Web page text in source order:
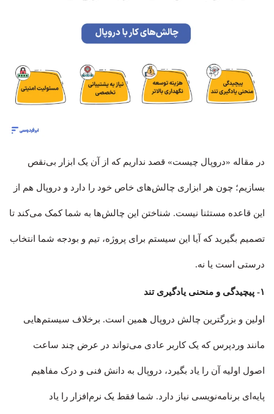
در مقاله «دروپال چیست» قصد نداریم که از آن یک ابزار بی‌نقص
بسازیم؛ چون هر ابزاری چالش‌های خاص خود را دارد و دروپال هم از
این قاعده مستثنا نیست. شناختن این چالش‌ها به شما کمک می‌کند تا
تصمیم بگیرید که آیا این سیستم برای پروژه، تیم و بودجه شما انتخاب
درستی است یا نه.
۱- پیچیدگی و منحنی یادگیری تند
اولین و بزرگترین چالش دروپال همین است. برخلاف سیستم‌هایی
مانند وردپرس که یک کاربر عادی می‌تواند در عرض چند ساعت
اصول اولیه آن را یاد بگیرد، دروپال به دانش فنی و درک مفاهیم
پایه‌ای برنامه‌نویسی نیاز دارد. شما فقط یک نرم‌افزار را یاد